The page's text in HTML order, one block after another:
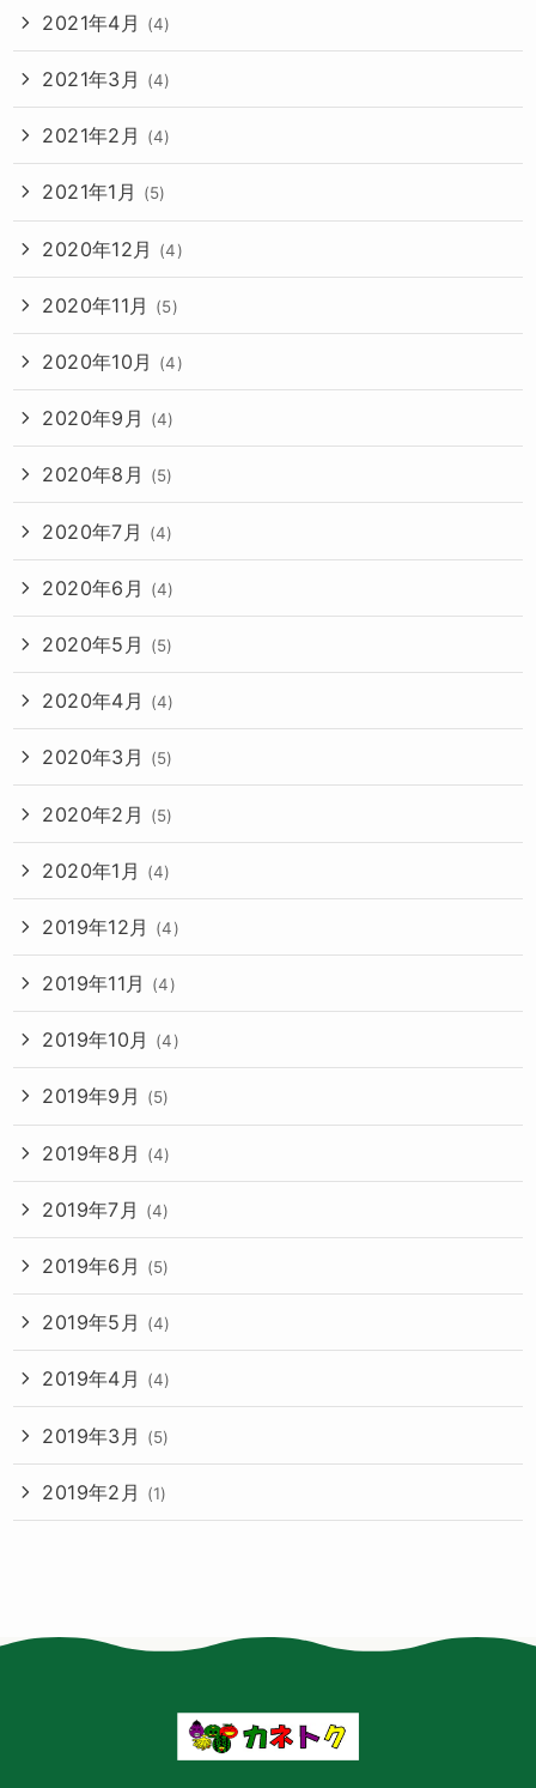
2021年4月 (4)
2021年3月 (4)
2021年2月 (4)
2021年1月 (5)
2020年12月 (4)
2020年11月 (5)
2020年10月 (4)
2020年9月 (4)
2020年8月 (5)
2020年7月 (4)
2020年6月 (4)
2020年5月 (5)
2020年4月 (4)
2020年3月 (5)
2020年2月 (5)
2020年1月 (4)
2019年12月 (4)
2019年11月 (4)
2019年10月 (4)
2019年9月 (5)
2019年8月 (4)
2019年7月 (4)
2019年6月 (5)
2019年5月 (4)
2019年4月 (4)
2019年3月 (5)
2019年2月 (1)